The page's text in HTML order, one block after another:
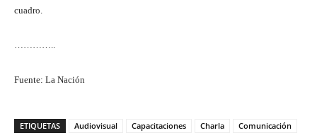
cuadro.
Fuente: La Nación
ETIQUETAS Audiovisual Capacitaciones Charla
Comunicación